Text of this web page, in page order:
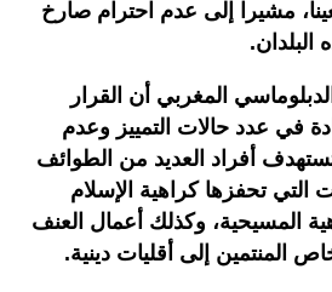
مشيرا إلى عدم احترام صارخ
البلدان.
المغربي أن القرار
في عدد حالات التمييز وعدم
أفراد العديد من الطوائف
التي تحفزها كراهية الإسلام
المسيحية، وكذلك أعمال العنف
المنتمين إلى أقليات دينية.